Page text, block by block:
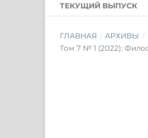
ТЕКУЩИЙ ВЫПУСК
ГЛАВНАЯ / АРХИВЫ /
Том 7 № 1 (2022):